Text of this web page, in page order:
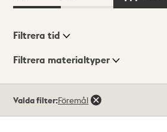
Visningsläge
Filtrera tid
Filtrera materialtyper
träffar
Valda filter:Föremål